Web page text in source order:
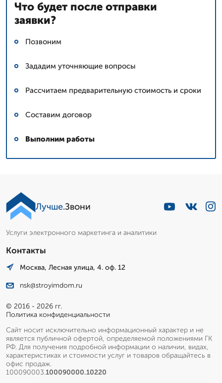
Что будет после отправки
заявки?
Позвоним
Зададим уточняющие вопросы
Рассчитаем предварительную стоимость и сроки
Составим договор
Выполним работы
Лучше.Звони
Услуги электронного маркетинга и аналитики
Контакты
Москва, Лесная улица, 4. оф. 12
nsk@stroyimdom.ru
© 2016 - 2026 гг.
Политика конфиденциальности
Сайт носит исключительно информационный характер и не
является публичной офертой, определяемой положениями ГК
РФ. Для получения подробной информации о наличии, видах,
характеристиках и стоимости услуг и товаров обращайтесь в
офис продаж.
100090003.100090000.10220